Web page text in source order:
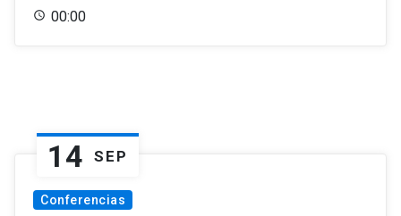
00:00
14 SEP
Conferencias